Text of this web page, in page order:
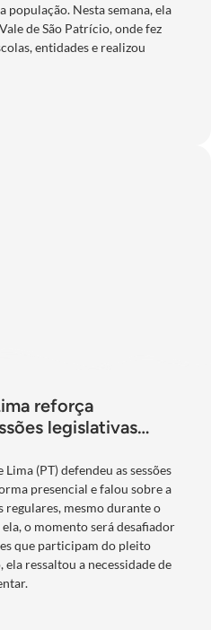
população. Nesta semana, ela
de São Patrício, onde fez
entidades e realizou
reforça
legislativas
de Goiás”
(PT) defendeu as sessões
presencial e falou sobre a
mesmo durante o
o momento será desafiador
que participam do pleito
ressaltou a necessidade de